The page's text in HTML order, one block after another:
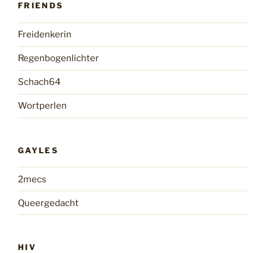
FRIENDS
Freidenkerin
Regenbogenlichter
Schach64
Wortperlen
GAYLES
2mecs
Queergedacht
HIV